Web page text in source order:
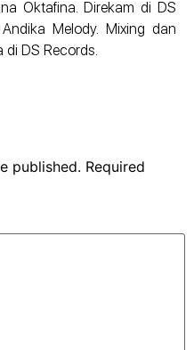
Oktafina. Direkam di DS
Melody. Mixing dan
di DS Records.
published. Required